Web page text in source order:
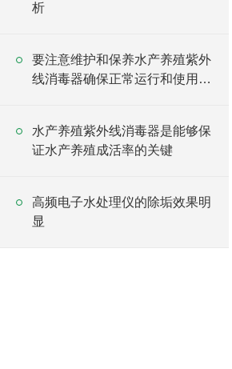
析
要注意维护和保养水产养殖紫外
线消毒器确保正常运行和使用效
水产养殖紫外线消毒器是能够保
证水产养殖成活率的关键
高频电子水处理仪的除垢效果明
显